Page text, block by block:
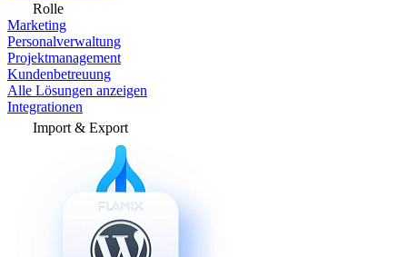
Rolle
Marketing
Personalverwaltung
Projektmanagement
Kundenbetreuung
Alle Lösungen anzeigen
Integrationen
Import & Export